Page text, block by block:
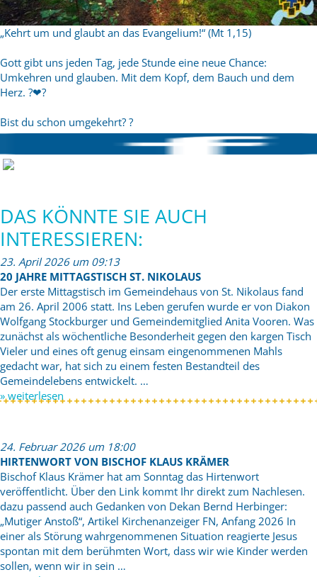
„Kehrt um und glaubt an das Evangelium!“ (Mt 1,15)
Gott gibt uns jeden Tag, jede Stunde eine neue Chance:
Umkehren und glauben. Mit dem Kopf, dem Bauch und dem
Herz. ?❤?
Bist du schon umgekehrt? ?
DAS KÖNNTE SIE AUCH
INTERESSIEREN:
23. April 2026 um 09:13
20 JAHRE MITTAGSTISCH ST. NIKOLAUS
Der erste Mittagstisch im Gemeindehaus von St. Nikolaus fand
am 26. April 2006 statt. Ins Leben gerufen wurde er von Diakon
Wolfgang Stockburger und Gemeindemitglied Anita Vooren. Was
zunächst als wöchentliche Besonderheit gegen den kargen Tisch
Vieler und eines oft genug einsam eingenommenen Mahls
gedacht war, hat sich zu einem festen Bestandteil des
Gemeindelebens entwickelt. …
» weiterlesen
24. Februar 2026 um 18:00
HIRTENWORT VON BISCHOF KLAUS KRÄMER
Bischof Klaus Krämer hat am Sonntag das Hirtenwort
veröffentlicht. Über den Link kommt Ihr direkt zum Nachlesen.
dazu passend auch Gedanken von Dekan Bernd Herbinger:
„Mutiger Anstoß“, Artikel Kirchenanzeiger FN, Anfang 2026 In
einer als Störung wahrgenommenen Situation reagierte Jesus
spontan mit dem berühmten Wort, dass wir wie Kinder werden
sollen, wenn wir in sein …